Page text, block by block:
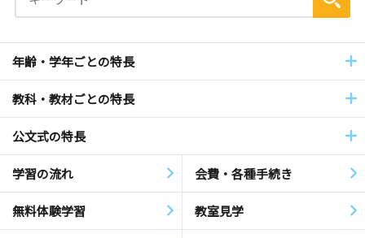
年齢・学年ごとの特長
教科・教材ごとの特長
公文式の特長
学習の流れ 会費・各種手続き
無料体験学習 教室見学